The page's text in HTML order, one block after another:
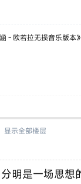
- 欧若拉无损音乐版本
显示全部楼层
明是一场思想